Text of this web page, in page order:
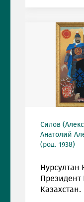
Силов
Анатолий
(род. 1938)
Нурсултан
Президент
Казахстан.